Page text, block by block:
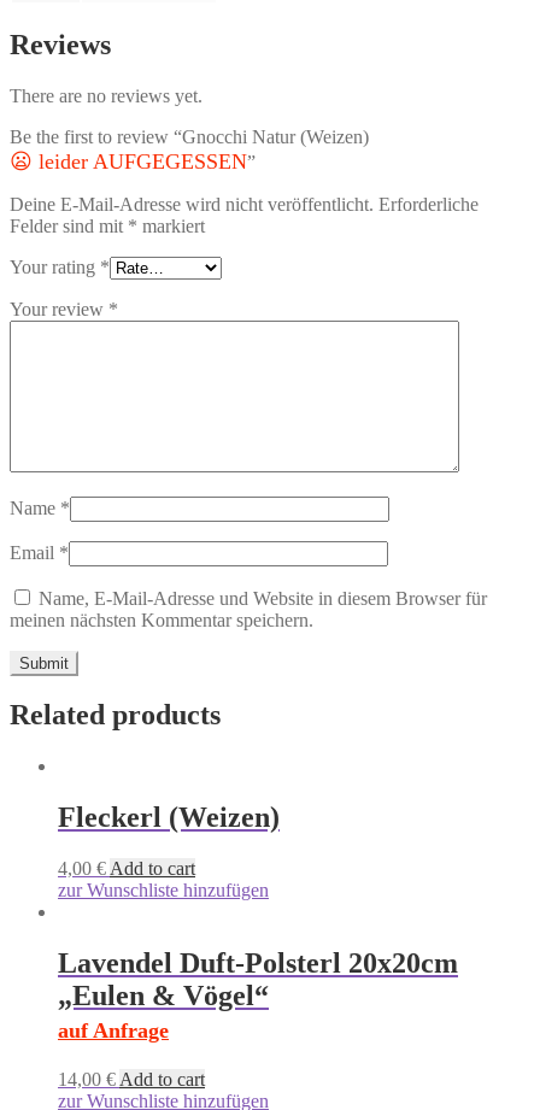
Reviews
There are no reviews yet.
Be the first to review “Gnocchi Natur (Weizen)
😦 leider AUFGEGESSEN”
Deine E-Mail-Adresse wird nicht veröffentlicht. Erforderliche
Felder sind mit * markiert
Your rating *
Your review *
Name *
Email *
Name, E-Mail-Adresse und Website in diesem Browser für
meinen nächsten Kommentar speichern.
Related products
Fleckerl (Weizen)
4,00 € Add to cart
zur Wunschliste hinzufügen
Lavendel Duft-Polsterl 20x20cm
„Eulen & Vögel“
auf Anfrage
14,00 € Add to cart
zur Wunschliste hinzufügen